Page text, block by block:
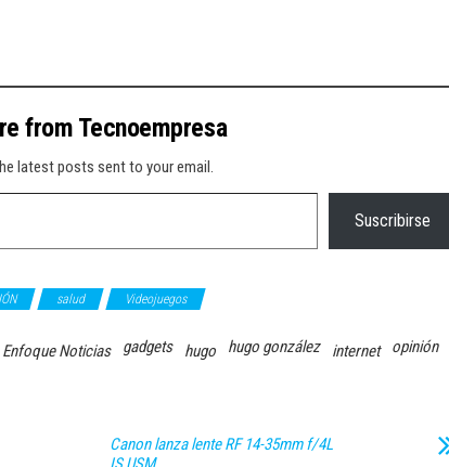
from Tecnoempresa
latest posts sent to your email.
Suscribirse
salud Videojuegos
Enfoque Noticias gadgets hugo hugo gonzález internet
opinión
Canon lanza lente RF 14-35mm f/4L